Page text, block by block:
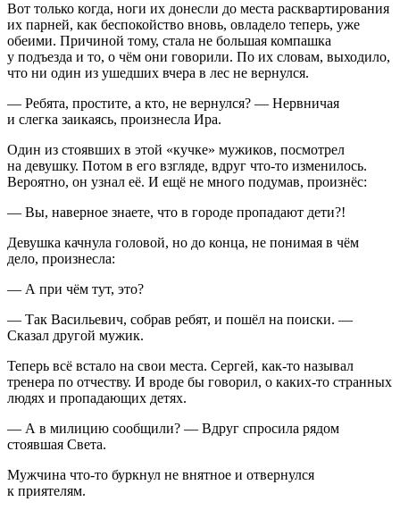
Вот только когда, ноги их донесли до места расквартирования
их парней, как беспокойство вновь, овладело теперь, уже
обеими. Причиной тому, стала не большая компашка
у подъезда и то, о чём они говорили. По их словам, выходило,
что ни один из ушедших вчера в лес не вернулся.
— Ребята, простите, а кто, не вернулся? — Нервничая
и слегка заикаясь, произнесла Ира.
Один из стоявших в этой «кучке» мужиков, посмотрел
на девушку. Потом в его взгляде, вдруг что-то изменилось.
Вероятно, он узнал её. И ещё не много подумав, произнёс:
— Вы, наверное знаете, что в городе пропадают дети?!
Девушка качнула головой, но до конца, не понимая в чём
дело, произнесла:
— А при чём тут, это?
— Так Васильевич, собрав ребят, и пошёл на поиски. —
Сказал другой мужик.
Теперь всё встало на свои места. Сергей, как-то называл
тренера по отчеству. И вроде бы говорил, о каких-то странных
людях и пропадающих детях.
— А в милицию сообщили? — Вдруг спросила рядом
стоявшая Света.
Мужчина что-то буркнул не внятное и отвернулся
к приятелям.